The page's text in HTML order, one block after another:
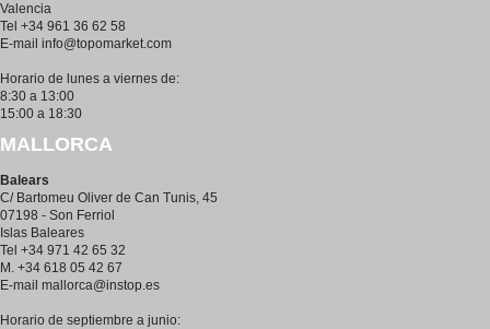
Valencia
Tel +34 961 36 62 58
E-mail info@topomarket.com
Horario de lunes a viernes de:
8:30 a 13:00
15:00 a 18:30
MALLORCA
Balears
C/ Bartomeu Oliver de Can Tunis, 45
07198 - Son Ferriol
Islas Baleares
Tel +34 971 42 65 32
M. +34 618 05 42 67
E-mail mallorca@instop.es
Horario de septiembre a junio: